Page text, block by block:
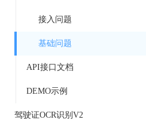
接入问题
基础问题
API接口文档
DEMO示例
驾驶证OCR识别V2